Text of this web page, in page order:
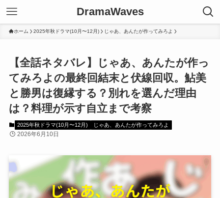
DramaWaves
ホーム 2025年秋ドラマ(10月〜12月) じゃあ、あんたが作ってみろよ
【全話ネタバレ】じゃあ、あんたが作っ
てみろよの最終回結末と伏線回収。鮎美
と勝男は復縁する？別れを選んだ理由
は？料理が示す自立まで考察
2025年秋ドラマ(10月〜12月) じゃあ、あんたが作ってみろよ
2026年6月10日